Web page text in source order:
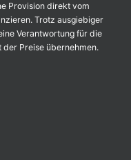
Provision direkt vom
Trotz ausgiebiger
Verantwortung für die
Preise übernehmen.